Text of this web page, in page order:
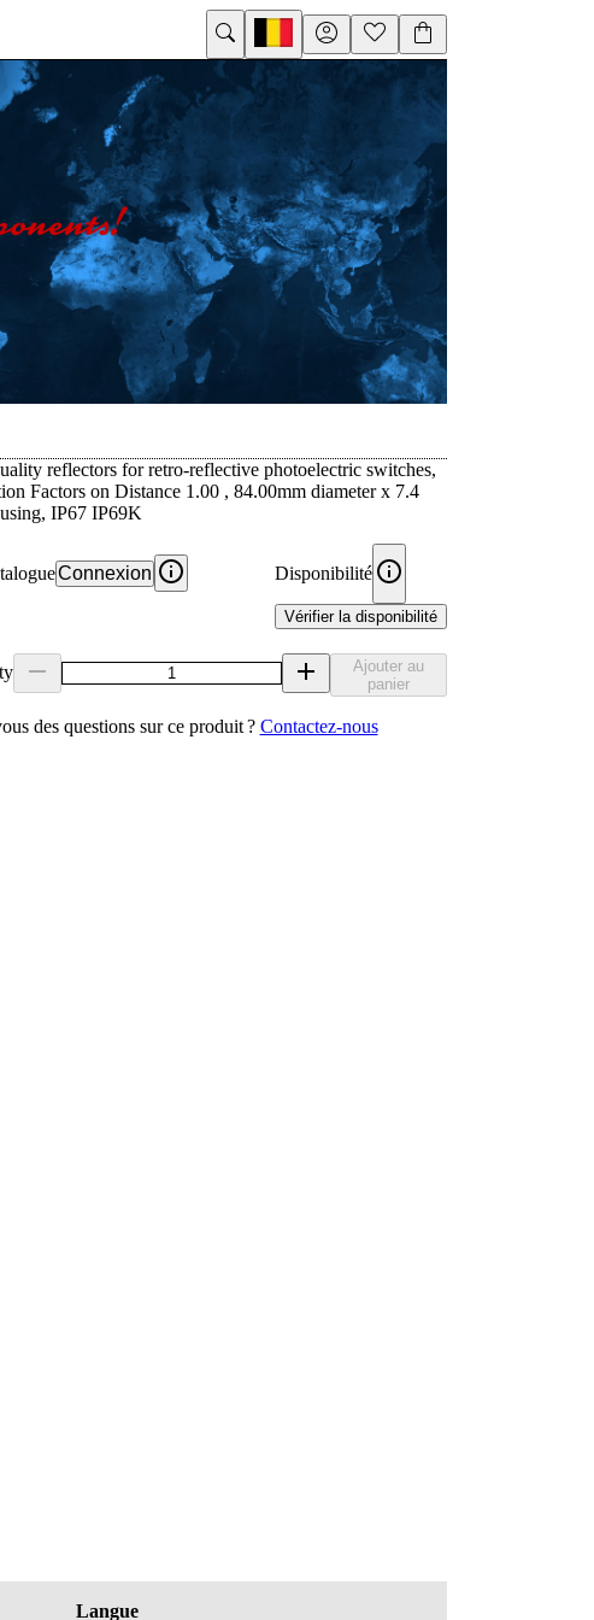
reflectors for retro-reflective photoelectric switches,
Factors on Distance 1.00 , 84.00mm diameter x 7.4
IP67 IP69K
Connexion Disponibilité
Vérifier la disponibilité
Ajouter au
panier
des questions sur ce produit ? Contactez‑nous
Langue